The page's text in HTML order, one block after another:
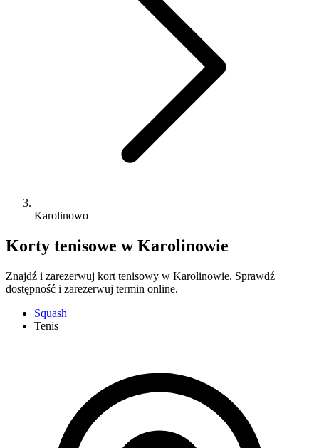
Karolinowo
Korty tenisowe w Karolinowie
Znajdź i zarezerwuj kort tenisowy w Karolinowie. Sprawdź
dostępność i zarezerwuj termin online.
Squash
Tenis